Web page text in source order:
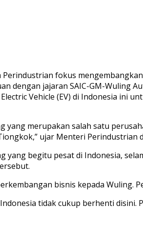
Perindustrian fokus
dengan jajaran SAIC-GM-Wuling
Vehicle (EV) di Indonesia ini
yang merupakan salah satu
ujar Menteri Perindustrian
yang begitu pesat di Indonesia,
bisnis kepada Wuling.
tidak cukup berhenti